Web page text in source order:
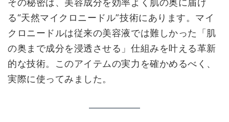
その秘密は、美容成分を効率よく肌の奥に届け
る“天然マイクロニードル”技術にあります。マイ
クロニードルは従来の美容液では難しかった「肌
の奥まで成分を浸透させる」仕組みを叶える革新
的な技術。このアイテムの実力を確かめるべく、
実際に使ってみました。